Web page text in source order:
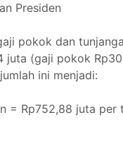
Presiden
pokok dan
juta (gaji pokok
ini menjadi:
= Rp752,88 juta per